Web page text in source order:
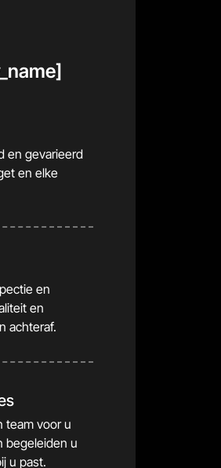
en gevarieerd
en elke
en
en
achteraf.
team voor u
begeleiden u
u past.